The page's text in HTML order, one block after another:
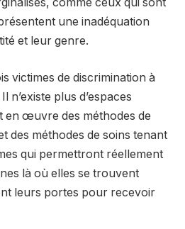
une inadéquation
et leur genre.
victimes de discrimination à
n’existe plus d’espaces
en œuvre des méthodes de
des méthodes de soins tenant
qui permettront réellement
là où elles se trouvent
leurs portes pour recevoir